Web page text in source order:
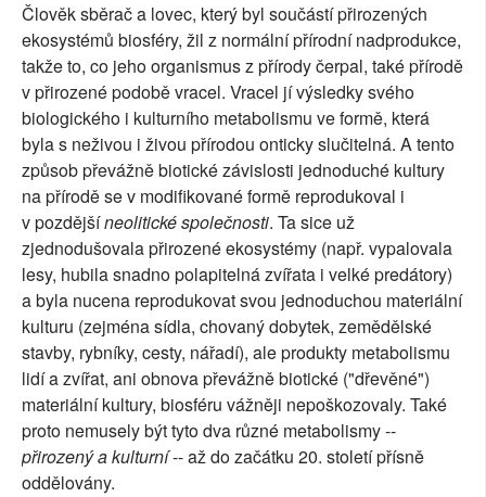
Člověk sběrač a lovec, který byl součástí přirozených
ekosystémů biosféry, žil z normální přírodní nadprodukce,
takže to, co jeho organismus z přírody čerpal, také přírodě
v přirozené podobě vracel. Vracel jí výsledky svého
biologického i kulturního metabolismu ve formě, která
byla s neživou i živou přírodou onticky slučitelná. A tento
způsob převážně biotické závislosti jednoduché kultury
na přírodě se v modifikované formě reprodukoval i
v pozdějšíneolitické společnosti. Ta sice už
zjednodušovala přirozené ekosystémy (např. vypalovala
lesy, hubila snadno polapitelná zvířata i velké predátory)
a byla nucena reprodukovat svou jednoduchou materiální
kulturu (zejména sídla, chovaný dobytek, zemědělské
stavby, rybníky, cesty, nářadí), ale produkty metabolismu
lidí a zvířat, ani obnova převážně biotické ("dřevěné")
materiální kultury, biosféru vážněji nepoškozovaly. Také
proto nemusely být tyto dva různé metabolismy --
přirozený a kulturní-- až do začátku 20. století přísně
oddělovány.